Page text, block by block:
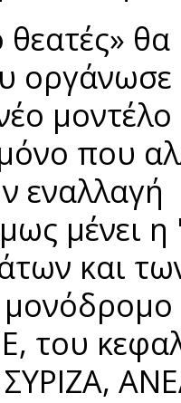
θεατές»
που
μένει
και
του
ΣΥΡΙΖΑ,